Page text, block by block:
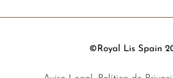
©Royal Lis Spain